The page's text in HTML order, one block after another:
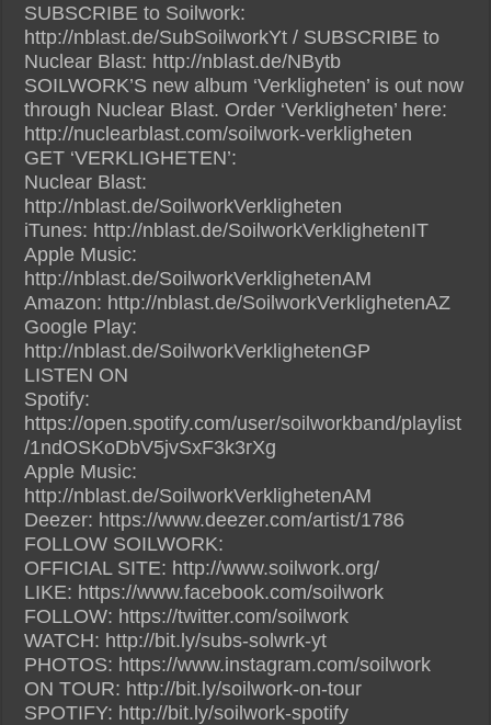
SUBSCRIBE to Soilwork:
http://nblast.de/SubSoilworkYt / SUBSCRIBE to
Nuclear Blast: http://nblast.de/NBytb
SOILWORK’S new album ‘Verkligheten’ is out now
through Nuclear Blast. Order ‘Verkligheten’ here:
http://nuclearblast.com/soilwork-verkligheten
GET ‘VERKLIGHETEN’:
Nuclear Blast:
http://nblast.de/SoilworkVerkligheten
iTunes: http://nblast.de/SoilworkVerklighetenIT
Apple Music:
http://nblast.de/SoilworkVerklighetenAM
Amazon: http://nblast.de/SoilworkVerklighetenAZ
Google Play:
http://nblast.de/SoilworkVerklighetenGP
LISTEN ON
Spotify:
https://open.spotify.com/user/soilworkband/playlist
/1ndOSKoDbV5jvSxF3k3rXg
Apple Music:
http://nblast.de/SoilworkVerklighetenAM
Deezer: https://www.deezer.com/artist/1786
FOLLOW SOILWORK:
OFFICIAL SITE: http://www.soilwork.org/
LIKE: https://www.facebook.com/soilwork
FOLLOW: https://twitter.com/soilwork
WATCH: http://bit.ly/subs-solwrk-yt
PHOTOS: https://www.instagram.com/soilwork
ON TOUR: http://bit.ly/soilwork-on-tour
SPOTIFY: http://bit.ly/soilwork-spotify